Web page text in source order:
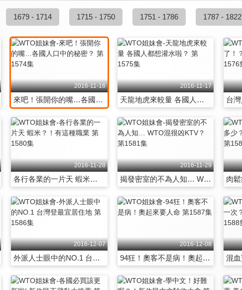
1679 - 1714 1715 - 1750 1751 - 1786 1787 - 1822
2016-11-16
來吧！張開你的嘴…各國人口中的秘密？ 第1574集
2016-11-17
天龍地虎來較量 各國人都想灌水啦？ 第1575集
2016-11-28
各行各業的一片天 蝦米？！有這種職業 第1580集
2016-11-29
揭發密室的不為人知… WTO混很凶KTV？ 第1581集
2016-12-07
外派人士眼中的NO.1 台灣登最宜居住地 第1586集
2016-12-08
94狂！奧客不是病！奧起來要人命 第1587集